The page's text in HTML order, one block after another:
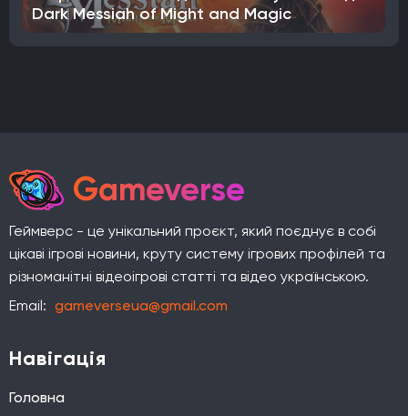
Dark Messiah of Might and Magic
Gameverse
Геймверс - це унікальний проєкт, який поєднує в собі
цікаві ігрові новини, круту систему ігрових профілей та
різноманітні відеоігрові статті та відео українською.
Email: gameverseua@gmail.com
Навігація
Головна